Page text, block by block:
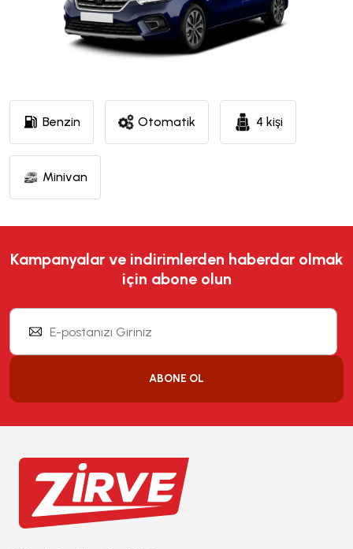
Benzin Otomatik 4 kişi
Minivan
Kampanyalar ve indirimlerden haberdar olmak
için abone olun
ABONE OL